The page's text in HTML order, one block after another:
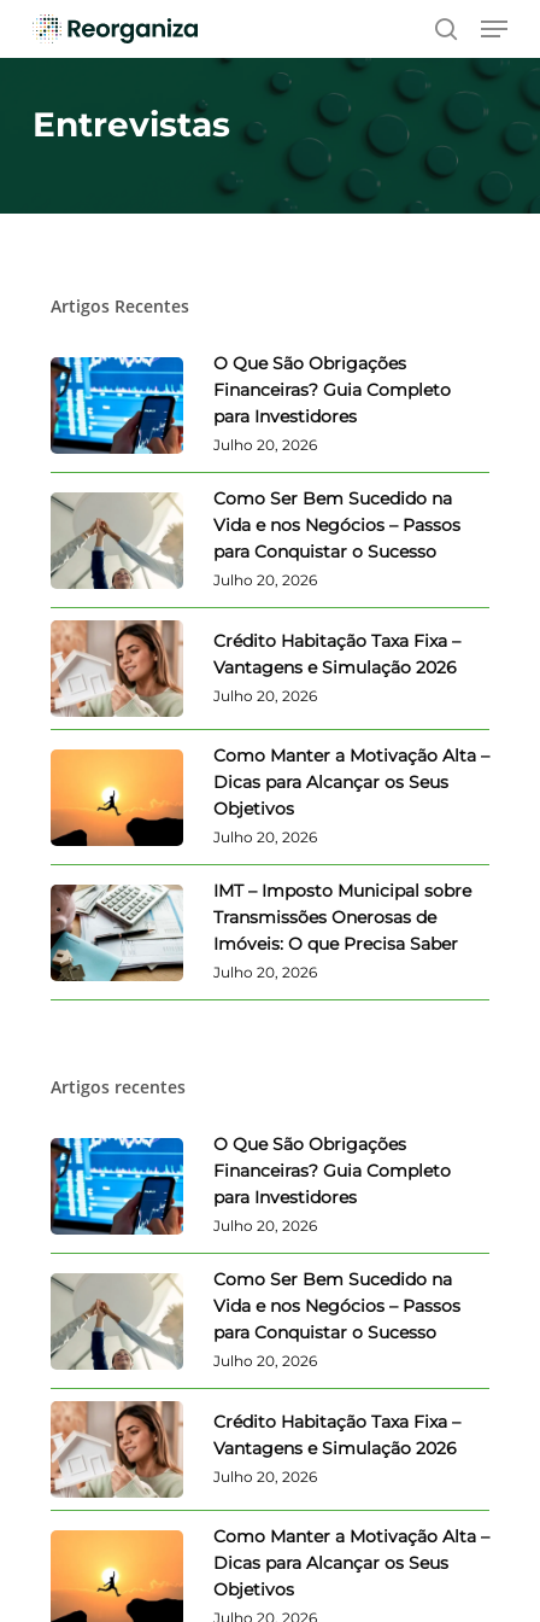
Skip
search
Entrevistas
Artigos Recentes
O Que São Obrigações
Financeiras? Guia Completo
para Investidores
Julho 20, 2026
Como Ser Bem Sucedido na
Vida e nos Negócios – Passos
para Conquistar o Sucesso
Julho 20, 2026
Crédito Habitação Taxa Fixa –
Vantagens e Simulação 2026
Julho 20, 2026
Como Manter a Motivação Alta –
Dicas para Alcançar os Seus
Objetivos
Julho 20, 2026
IMT – Imposto Municipal sobre
Transmissões Onerosas de
Imóveis: O que Precisa Saber
Julho 20, 2026
Artigos recentes
O Que São Obrigações
Financeiras? Guia Completo
para Investidores
Julho 20, 2026
Como Ser Bem Sucedido na
Vida e nos Negócios – Passos
para Conquistar o Sucesso
Julho 20, 2026
Crédito Habitação Taxa Fixa –
Vantagens e Simulação 2026
Julho 20, 2026
Como Manter a Motivação Alta –
Dicas para Alcançar os Seus
Objetivos
Julho 20, 2026